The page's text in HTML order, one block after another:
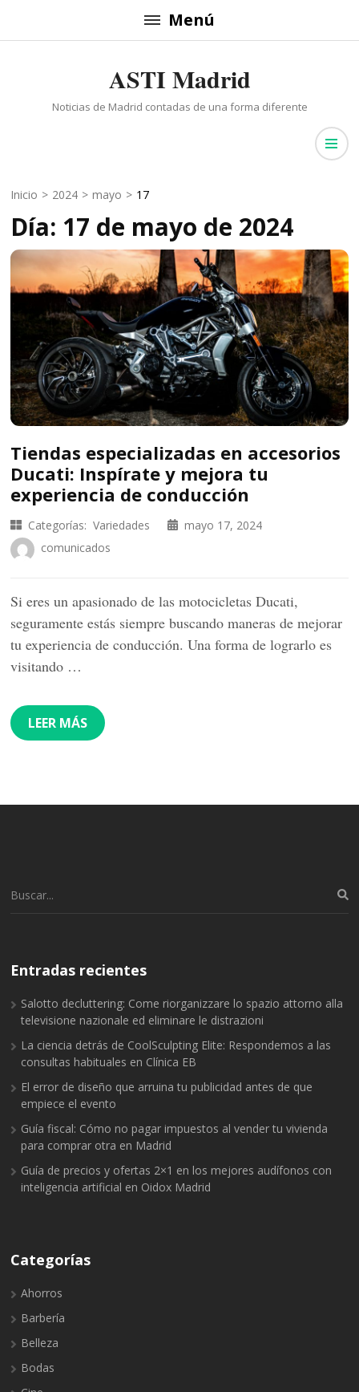
al
Menú
ASTI Madrid
Noticias de Madrid contadas de una forma diferente
Inicio > 2024 > mayo > 17
Día: 17 de mayo de 2024
Tiendas especializadas en accesorios
Ducati: Inspírate y mejora tu
experiencia de conducción
Categorías: Variedades
mayo 17, 2024
comunicados
Si eres un apasionado de las motocicletas Ducati,
seguramente estás siempre buscando maneras de mejorar
tu experiencia de conducción. Una forma de lograrlo es
visitando …
LEER MÁS
Buscar:
Entradas recientes
Salotto decluttering: Come riorganizzare lo spazio attorno alla
televisione nazionale ed eliminare le distrazioni
La ciencia detrás de CoolSculpting Elite: Respondemos a las
consultas habituales en Clínica EB
El error de diseño que arruina tu publicidad antes de que
empiece el evento
Guía fiscal: Cómo no pagar impuestos al vender tu vivienda
para comprar otra en Madrid
Guía de precios y ofertas 2×1 en los mejores audífonos con
inteligencia artificial en Oidox Madrid
Categorías
Ahorros
Barbería
Belleza
Bodas